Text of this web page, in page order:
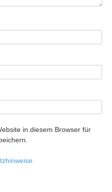
in diesem Browser für